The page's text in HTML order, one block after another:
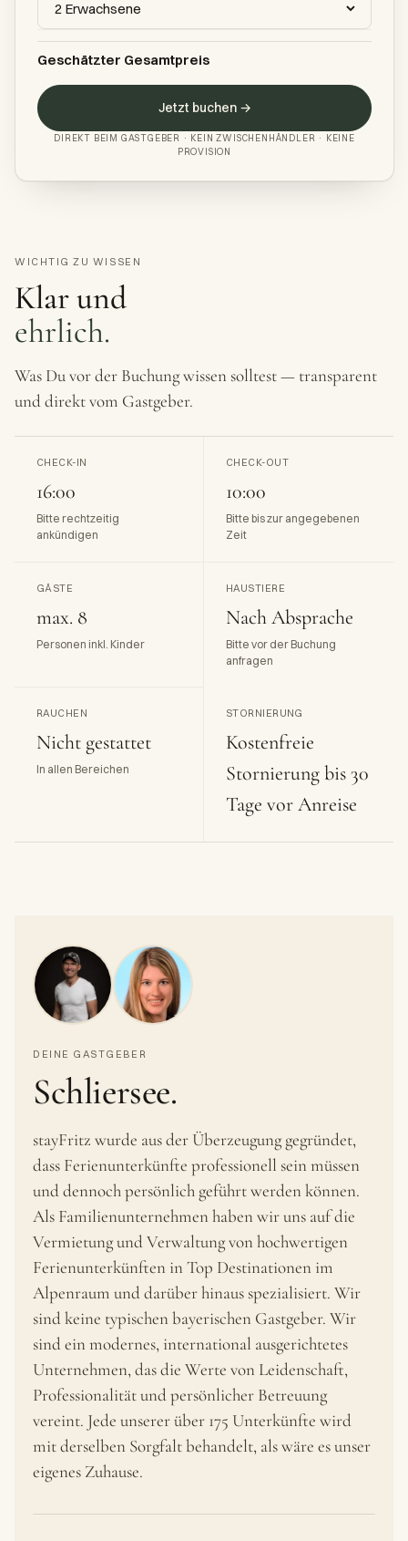
Geschätzter Gesamtpreis
Jetzt buchen →
DIREKT BEIM GASTGEBER · KEIN ZWISCHENHÄNDLER · KEINE
PROVISION
WICHTIG ZU WISSEN
Klar und
ehrlich.
Was Du vor der Buchung wissen solltest — transparent
und direkt vom Gastgeber.
CHECK-IN
16:00
Bitte rechtzeitig
ankündigen
CHECK-OUT
10:00
Bitte bis zur angegebenen
Zeit
GÄSTE
max. 8
Personen inkl. Kinder
HAUSTIERE
Nach Absprache
Bitte vor der Buchung
anfragen
RAUCHEN
Nicht gestattet
In allen Bereichen
STORNIERUNG
Kostenfreie
Stornierung bis 30
Tage vor Anreise
DEINE GASTGEBER
Schliersee.
stayFritz wurde aus der Überzeugung gegründet,
dass Ferienunterkünfte professionell sein müssen
und dennoch persönlich geführt werden können.
Als Familienunternehmen haben wir uns auf die
Vermietung und Verwaltung von hochwertigen
Ferienunterkünften in Top Destinationen im
Alpenraum und darüber hinaus spezialisiert. Wir
sind keine typischen bayerischen Gastgeber. Wir
sind ein modernes, international ausgerichtetes
Unternehmen, das die Werte von Leidenschaft,
Professionalität und persönlicher Betreuung
vereint. Jede unserer über 175 Unterkünfte wird
mit derselben Sorgfalt behandelt, als wäre es unser
eigenes Zuhause.